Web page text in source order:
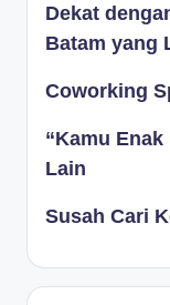
Dekat
Batam yang
Coworking
“Kamu
Lain
Susah Cari